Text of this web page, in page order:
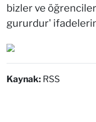
bizler ve
gururdur'
Kaynak: RSS